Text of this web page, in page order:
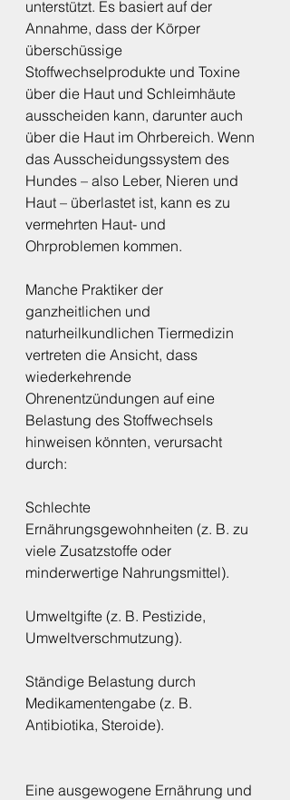
unterstützt. Es basiert auf der
Annahme, dass der Körper
überschüssige
Stoffwechselprodukte und Toxine
über die Haut und Schleimhäute
ausscheiden kann, darunter auch
über die Haut im Ohrbereich. Wenn
das Ausscheidungssystem des
Hundes – also Leber, Nieren und
Haut – überlastet ist, kann es zu
vermehrten Haut- und
Ohrproblemen kommen.
Manche Praktiker der
ganzheitlichen und
naturheilkundlichen Tiermedizin
vertreten die Ansicht, dass
wiederkehrende
Ohrenentzündungen auf eine
Belastung des Stoffwechsels
hinweisen könnten, verursacht
durch:
Schlechte
Ernährungsgewohnheiten (z. B. zu
viele Zusatzstoffe oder
minderwertige Nahrungsmittel).
Umweltgifte (z. B. Pestizide,
Umweltverschmutzung).
Ständige Belastung durch
Medikamentengabe (z. B.
Antibiotika, Steroide).
Eine ausgewogene Ernährung und